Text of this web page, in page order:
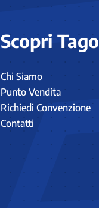
Scopri Tago
Chi Siamo
Punto Vendita
Richiedi Convenzione
Contatti